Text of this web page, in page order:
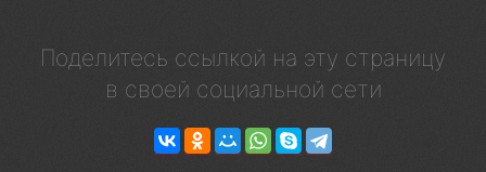
Поделитесь ссылкой на эту страницу
в своей социальной сети